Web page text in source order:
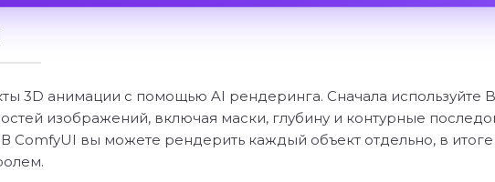
3D анимации с помощью AI рендеринга. Сначала используйте
изображений, включая маски, глубину и контурные
ComfyUI вы можете рендерить каждый объект отдельно, в